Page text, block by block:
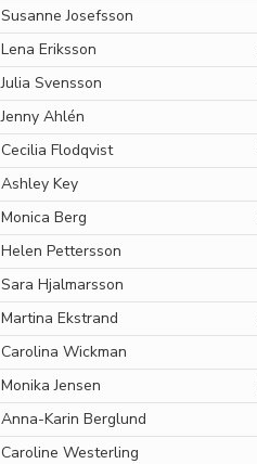
Susanne Josefsson
Lena Eriksson
Julia Svensson
Jenny Ahlén
Cecilia Flodqvist
Ashley Key
Monica Berg
Helen Pettersson
Sara Hjalmarsson
Martina Ekstrand
Carolina Wickman
Monika Jensen
Anna-Karin Berglund
Caroline Westerling